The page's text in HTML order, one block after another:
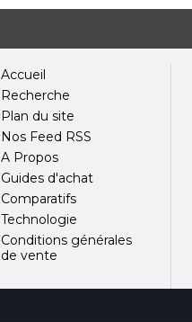
Accueil
Recherche
Plan du site
Nos Feed RSS
A Propos
Guides d'achat
Comparatifs
Technologie
Conditions générales
de vente